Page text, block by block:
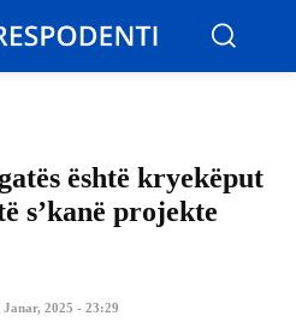
është kryekëput
s’kanë projekte
Janar, 2025 - 23:29